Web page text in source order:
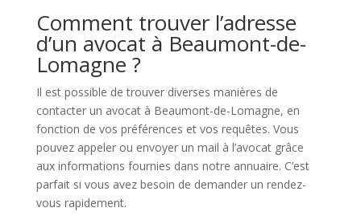
Comment trouver l’adresse
d’un avocat à Beaumont-de-
Lomagne ?
Il est possible de trouver diverses manières de
contacter un avocat à Beaumont-de-Lomagne, en
fonction de vos préférences et vos requêtes. Vous
pouvez appeler ou envoyer un mail à l’avocat grâce
aux informations fournies dans notre annuaire. C’est
parfait si vous avez besoin de demander un rendez-
vous rapidement.